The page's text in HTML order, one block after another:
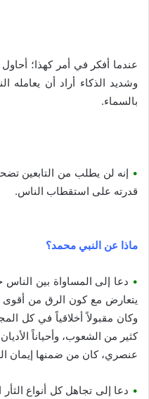
عندما أفكر في أمر كهذا؛
وشديد الذكاء أراد أن يعامله
بالسماء.
• إنه لن يطلب من التابعين
قدرته على استقطاب الناس.
ماذا عن النبي محمد؟
• دعا إلى المساواة بين الناس
يتعارض مع كون الرق من أقوى
وكان مقبولاً أخلاقياً في كل
كثير من الشعوب، وأحياناً
عنصري، كان من ضمنها إيمان
• دعا إلى تجاهل كل أنواع